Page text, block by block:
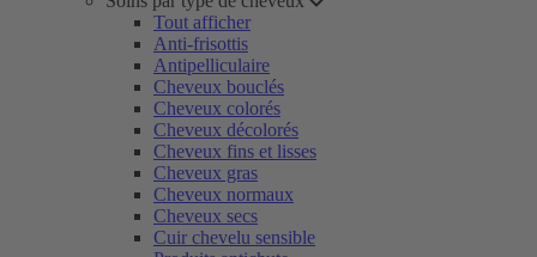
Tout afficher
Anti-frisottis
Antipelliculaire
Cheveux bouclés
Cheveux colorés
Cheveux décolorés
Cheveux fins et lisses
Cheveux gras
Cheveux normaux
Cheveux secs
Cuir chevelu sensible